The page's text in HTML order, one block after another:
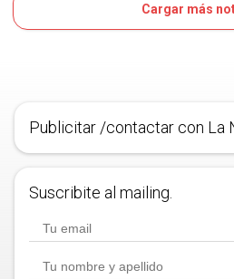
Cargar más
Publicitar /contactar con La
Suscribite al mailing.